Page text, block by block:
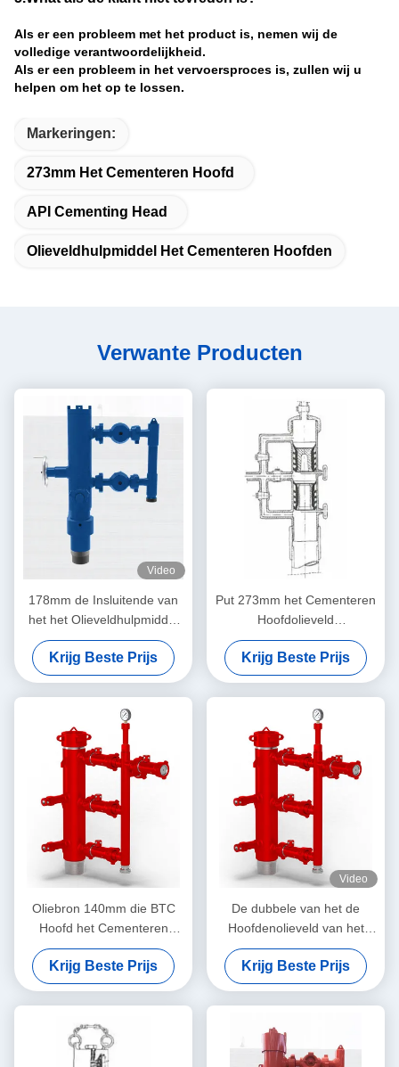
Als er een probleem met het product is, nemen wij de
volledige verantwoordelijkheid.
Als er een probleem in het vervoersproces is, zullen wij u
helpen om het op te lossen.
Markeringen:
273mm Het Cementeren Hoofd
API Cementing Head
Olieveldhulpmiddel Het Cementeren Hoofden
Verwante Producten
Video
178mm de Insluitende van
het het Olieveldhulpmiddel
van Cementhoofden Enige
Stop met Verzamelleiding
Krijg Beste Prijs
Put 273mm het Cementeren
Hoofdolieveld
Visserijhulpmiddelen
Krijg Beste Prijs
Oliebron 140mm die BTC
Hoofd het Cementeren
Hulpmiddel Dubbele Stop
cementeren
Krijg Beste Prijs
Video
De dubbele van het de
Hoofdenolieveld van het
Stopbtc Cement van de het
Hulpmiddelolie Delen van de
de Boringsmachine
Krijg Beste Prijs